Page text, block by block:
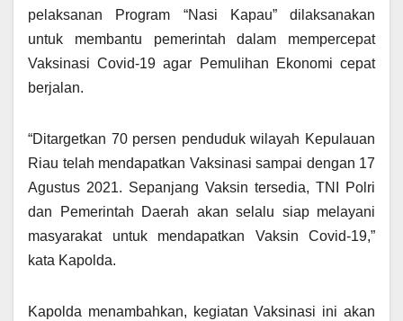
pelaksanan Program “Nasi Kapau” dilaksanakan
untuk membantu pemerintah dalam mempercepat
Vaksinasi Covid-19 agar Pemulihan Ekonomi cepat
berjalan.
“Ditargetkan 70 persen penduduk wilayah Kepulauan
Riau telah mendapatkan Vaksinasi sampai dengan 17
Agustus 2021. Sepanjang Vaksin tersedia, TNI Polri
dan Pemerintah Daerah akan selalu siap melayani
masyarakat untuk mendapatkan Vaksin Covid-19,”
kata Kapolda.
Kapolda menambahkan, kegiatan Vaksinasi ini akan